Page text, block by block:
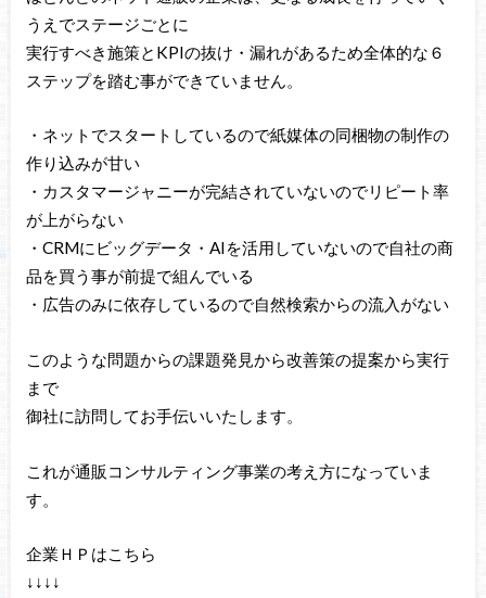
うえでステージごとに
実行すべき施策とKPIの抜け・漏れがあるため全体的な６
ステップを踏む事ができていません。
・ネットでスタートしているので紙媒体の同梱物の制作の
作り込みが甘い
・カスタマージャニーが完結されていないのでリピート率
が上がらない
・CRMにビッグデータ・AIを活用していないので自社の商
品を買う事が前提で組んでいる
・広告のみに依存しているので自然検索からの流入がない
このような問題からの課題発見から改善策の提案から実行
まで
御社に訪問してお手伝いいたします。
これが通販コンサルティング事業の考え方になっていま
す。
企業ＨＰはこちら
↓↓↓↓